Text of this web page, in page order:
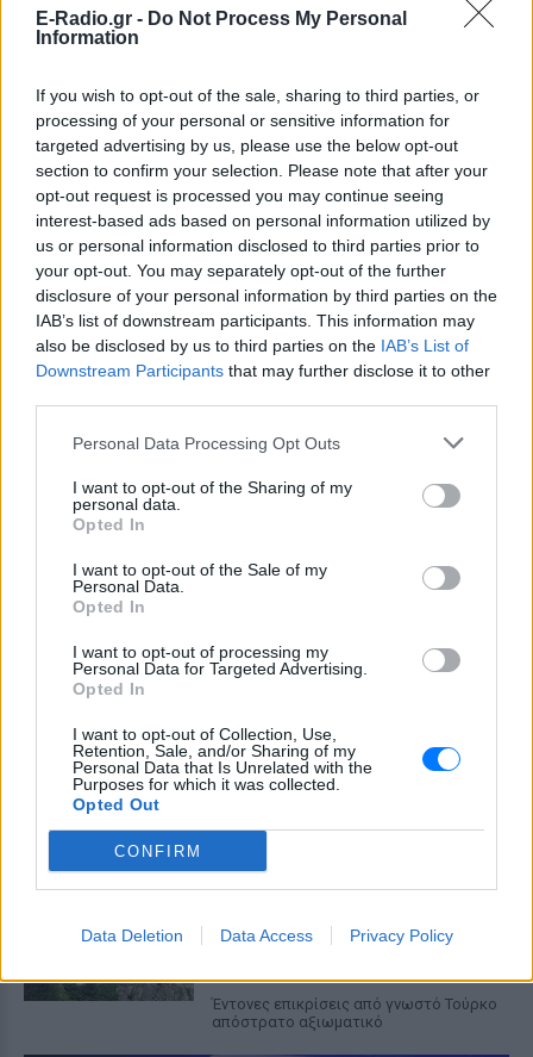
E-Radio.gr - Do Not Process My Personal
Information
If you wish to opt-out of the sale, sharing to third parties, or
processing of your personal or sensitive information for
targeted advertising by us, please use the below opt-out
section to confirm your selection. Please note that after your
opt-out request is processed you may continue seeing
interest-based ads based on personal information utilized by
us or personal information disclosed to third parties prior to
your opt-out. You may separately opt-out of the further
disclosure of your personal information by third parties on the
IAB’s list of downstream participants. This information may
also be disclosed by us to third parties on the IAB’s List of
Downstream Participants that may further disclose it to other
Personal Data Processing Opt Outs
I want to opt-out of the Sharing of my
personal data.
Opted In
I want to opt-out of the Sale of my
Personal Data.
Opted In
I want to opt-out of processing my
Personal Data for Targeted Advertising.
Opted In
I want to opt-out of Collection, Use,
Retention, Sale, and/or Sharing of my
Personal Data that Is Unrelated with the
Purposes for which it was collected.
Opted Out
CONFIRM
Data Deletion Data Access Privacy Policy
ΔΕΙΤΕ ΕΠΙΣΗΣ
ΣΤΗΝ ΙΔΙΑ ΚΑΤΗΓΟΡΙΑ
Δεκαπενταύγουστος: Πώς
αμείβεται η εργασία την αργία
στον ιδιωτικό τομέα
ΣΉΜΕΡΑ
η ΓΣΕΕ. Μέσω του Κέντρου
καταψύκτη: Σε παθολογικά
αίτια οφείλεται ο θάνατος του
ΣΉΜΕΡΑ
Η σορός βρέθηκε σε κατάσταση βαθιάς
κατάψυξης σε ξενοδοχείο που
οποίος την είχε κλειδωμένη για χρόνια.
Παναγία Σουμελά: Τουρκικός
καβγάς μετά τη σύγκριση με τη
από απόστρατο
Έντονες επικρίσεις από γνωστό Τούρκο
απόστρατο αξιωματικό